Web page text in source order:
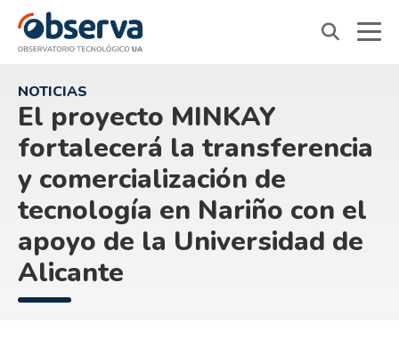
NOTICIAS
El proyecto MINKAY
fortalecerá la transferencia
y comercialización de
tecnología en Nariño con el
apoyo de la Universidad de
Alicante